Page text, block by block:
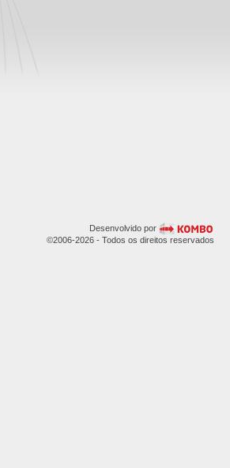
Desenvolvido por
©2006-2026 - Todos os direitos reservados